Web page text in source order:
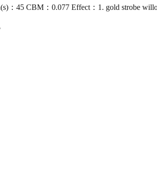
：45 CBM：0.077 Effect：1. gold strobe